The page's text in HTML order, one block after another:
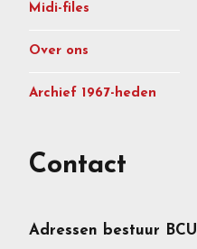
Midi-files
Over ons
Archief 1967-heden
Contact
Adressen bestuur BCU